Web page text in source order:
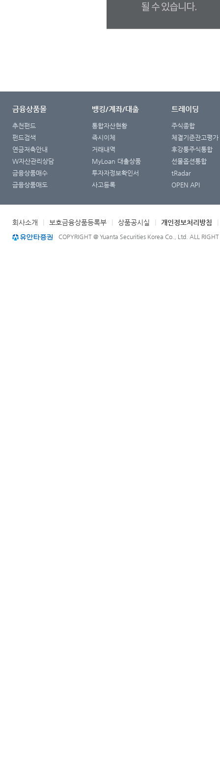
금융상품몰
추천펀드
펀드검색
연금저축안내
W자산관리상담
금융상품매수
금융상품매도
뱅킹/계좌/대출
통합자산현황
즉시이체
거래내역
MyLoan 대출상품
투자자정보확인서
사고등록
트레이딩
주식종합
체결기준잔고평가
후강퉁주식통합
선물옵션통합
tRadar
OPEN API
회사소개 보호금융상품등록부 상품공시실 개인정보처리방침
COPYRIGHT @ Yuanta Securities Korea Co., Ltd. ALL RIGHT